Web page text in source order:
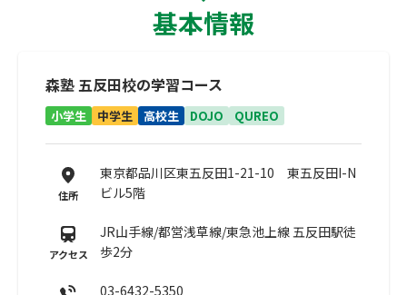
基本情報
森塾 五反田校の学習コース
小学生 中学生 高校生 DOJO QUREO
住所
東京都品川区東五反田1-21-10 東五反田I-N
ビル5階
アクセス
JR山手線/都営浅草線/東急池上線 五反田駅徒
歩2分
03-6432-5350